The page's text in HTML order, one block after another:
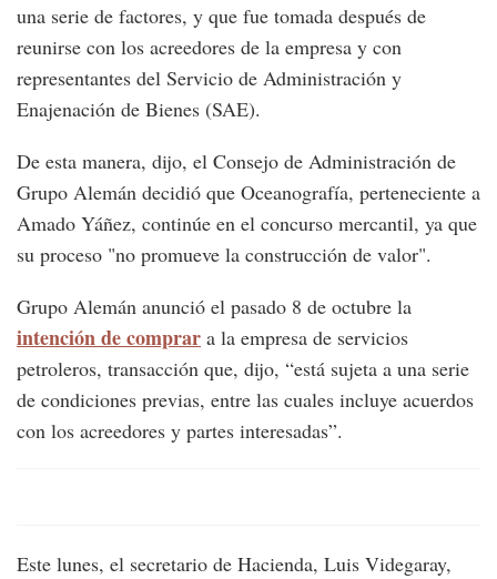
una serie de factores, y que fue tomada después de
reunirse con los acreedores de la empresa y con
representantes del Servicio de Administración y
Enajenación de Bienes (SAE).
De esta manera, dijo, el Consejo de Administración de
Grupo Alemán decidió que Oceanografía, perteneciente a
Amado Yáñez, continúe en el concurso mercantil, ya que
su proceso "no promueve la construcción de valor".
Grupo Alemán anunció el pasado 8 de octubre la
intención de comprar a la empresa de servicios
petroleros, transacción que, dijo, “está sujeta a una serie
de condiciones previas, entre las cuales incluye acuerdos
con los acreedores y partes interesadas”.
Este lunes, el secretario de Hacienda, Luis Videgaray,